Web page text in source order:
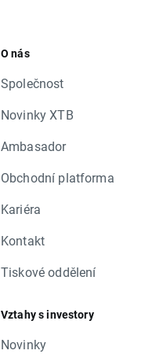
O nás
Společnost
Novinky XTB
Ambasador
Obchodní platforma
Kariéra
Kontakt
Tiskové oddělení
Vztahy s investory
Novinky